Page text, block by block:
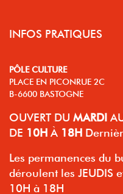
INFOS PRATIQUES
PÔLE CULTURE
PLACE EN PICONRUE 2C
B-6600 BASTOGNE
OUVERT DU MARDI
DE 10H À 18H
Les permanences du
déroulent les JEUDIS
10H à 18H